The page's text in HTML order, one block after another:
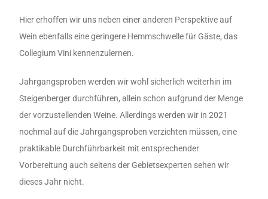
Hier erhoffen wir uns neben einer anderen Perspektive auf
Wein ebenfalls eine geringere Hemmschwelle für Gäste, das
Collegium Vini kennenzulernen.
Jahrgangsproben werden wir wohl sicherlich weiterhin im
Steigenberger durchführen, allein schon aufgrund der Menge
der vorzustellenden Weine. Allerdings werden wir in 2021
nochmal auf die Jahrgangsproben verzichten müssen, eine
praktikable Durchführbarkeit mit entsprechender
Vorbereitung auch seitens der Gebietsexperten sehen wir
dieses Jahr nicht.